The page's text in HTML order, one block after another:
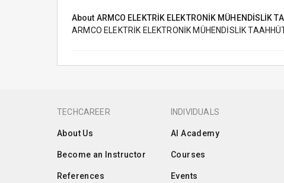
About ARMCO ELEKTRİK ELEKTRONİK MÜHENDİSLİK
ARMCO ELEKTRİK ELEKTRONİK MÜHENDİSLİK
TECHCAREER
About Us
Become an Instructor
References
INDIVIDUALS
AI Academy
Courses
Events